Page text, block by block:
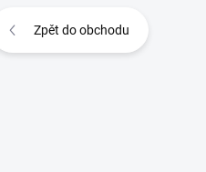
Zpět do obchodu